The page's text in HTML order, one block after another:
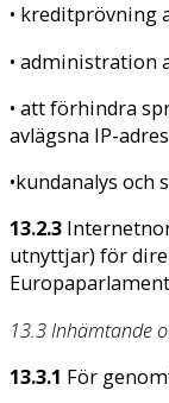
• kreditprövning
• administration
• att förhindra
avlägsna IP-
•kundanalys
13.2.3
utnyttjar) för
13.3 Inhämtande
13.3.1 För